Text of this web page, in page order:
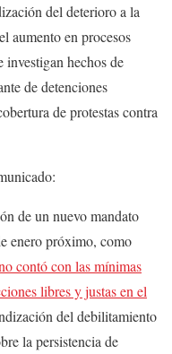
del deterioro a la
aumento en procesos
investigan hechos de
de detenciones
de protestas contra
de un nuevo mandato
enero próximo, como
contó con las mínimas
libres y justas en el
del debilitamiento
la persistencia de